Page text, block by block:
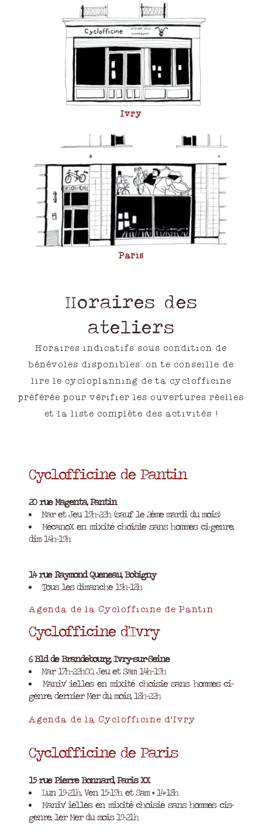
Ivry
Paris
Horaires des
ateliers
Horaires indicatifs sous condition de
bénévoles disponibles: on te conseille de
lire le cycloplanning de ta cyclofficine
préférée pour vérifier les ouvertures réelles
et la liste complète des activités !
Cyclofficine de Pantin
20 rue Magenta, Pantin
Mar et Jeu 19h-22h (sauf le 2ème mardi du mois)
MécanoX en mixité choisie sans hommes ci-genre,
dim 14h-19h
14 rue Raymond Queneau, Bobigny
Tous les dimanche 15h-18h
Agenda de la Cyclofficine de Pantin
Cyclofficine d'Ivry
6 Bld de Brandebourg, Ivry-sur-Seine
Mar 17h-22h00, Jeu et Sam 14h-19h
Maniv' ielles en mixité choisie sans hommes ci-
genre, dernier Mer du mois, 18h-22h
Agenda de la Cyclofficine d'Ivry
Cyclofficine de Paris
15 rue Pierre Bonnard, Paris XX
Lun 19-21h, Ven 15-19h et Sam * 14-18h
Maniv' ielles en mixité choisie sans hommes cis-
genre, 1er Mer du mois 19-21h